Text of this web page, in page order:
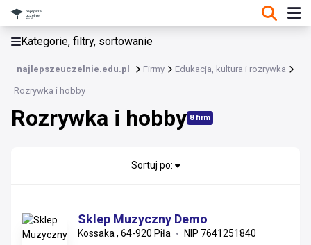
Kategorie, filtry, sortowanie
najlepszeuczelnie.edu.pl Firmy Edukacja, kultura i rozrywka
Rozrywka i hobby
Rozrywka i hobby 8 firm
Edukacja, kultura i rozrywka
Sport, turystyka i outdoor
Kultura i sztuka
Sortuj po:
Sklep Muzyczny Demo
Kossaka , 64-920 Piła NIP 7641251840